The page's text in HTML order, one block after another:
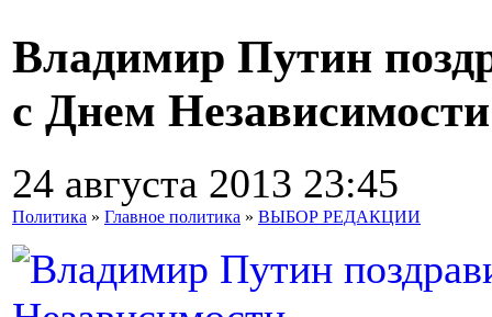
Владимир Путин
с Днем Независимости
24 августа 2013 23:45
Политика » Главное политика » ВЫБОР РЕДАКЦИИ